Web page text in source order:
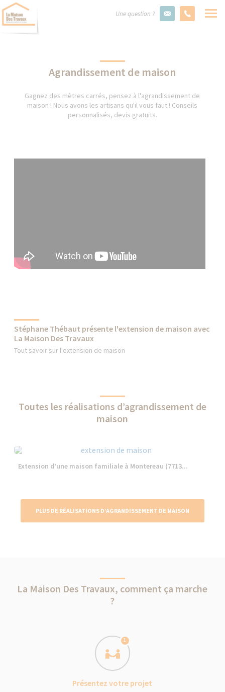
Une question ?
Agrandissement de maison
Gagnez des mètres carrés, pensez à l'agrandissement de
maison ! Nous avons les artisans qu'il vous faut ! Conseils
personnalisés, devis gratuits.
Stéphane Thébaut présente l'extension de maison avec
La Maison Des Travaux
Tout savoir sur l'extension de maison
Toutes les réalisations d’agrandissement de
maison
Extension d’une maison familiale à Montereau (7713...
PLUS DE RÉALISATIONS D’AGRANDISSEMENT DE MAISON
La Maison Des Travaux, comment ça marche
?
1
Présentez votre projet